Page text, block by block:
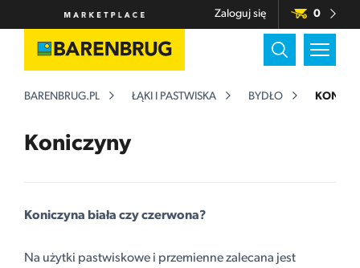
Zaloguj się 0
BARENBRUG.PL ŁĄKI I PASTWISKA BYDŁO
Koniczyny
Koniczyna biała czy czerwona?
Na użytki pastwiskowe i przemienne zalecana jest